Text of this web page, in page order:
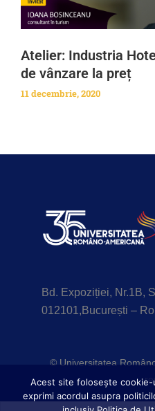
Atelier: Industria
de vânzare la preț
11 decembrie, 2020
Bd. Expoziției, Nr.1B,
012101,București –
© Universitatea
Acest site foloseşte
exprimi acordul asupra